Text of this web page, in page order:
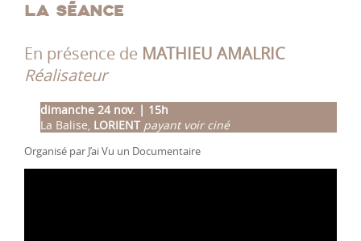
LA SÉANCE
En présence de MATHIEU AMALRIC
Réalisateur
dimanche 24 nov. | 15h
La Balise, LORIENT payant voir ciné
Organisé par J’ai Vu un Documentaire